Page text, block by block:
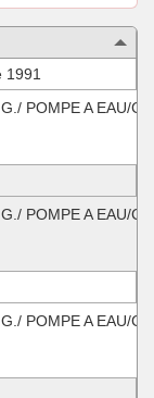
1991
POMPE A EAU/
POMPE A EAU/
POMPE A EAU/